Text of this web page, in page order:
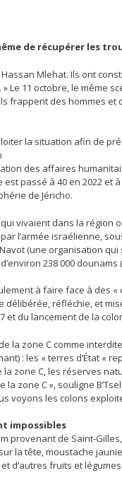
de récupérer les
Mlehat. Ils ont
Le 11 octobre, le même
frappent des hommes
la situation afin de
des affaires
est passé à 40 en 2022
de Jéricho.
vivaient dans la région
l’armée israélienne,
(une organisation
238 000
à faire face à des
délibérée, réfléchie, et
et du lancement de la
la zone C comme
: les « terres d’État «
la zone C, les réserves
la zone C », souligne
voyons les colons
impossibles
provenant de Saint-
la tête, moustache
d’autres fruits et